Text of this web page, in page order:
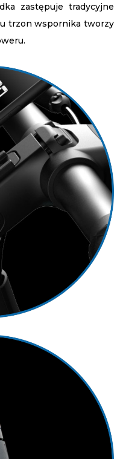
zastępuje tradycyjne
trzon wspornika tworzy